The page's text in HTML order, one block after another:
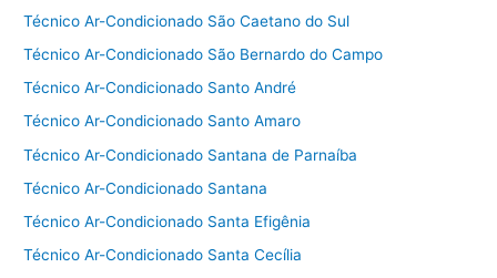
Técnico Ar-Condicionado São Caetano do Sul
Técnico Ar-Condicionado São Bernardo do Campo
Técnico Ar-Condicionado Santo André
Técnico Ar-Condicionado Santo Amaro
Técnico Ar-Condicionado Santana de Parnaíba
Técnico Ar-Condicionado Santana
Técnico Ar-Condicionado Santa Efigênia
Técnico Ar-Condicionado Santa Cecília